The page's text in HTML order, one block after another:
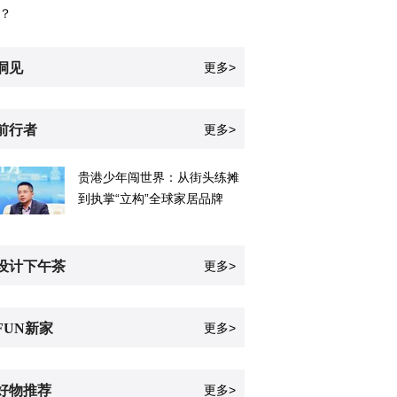
见 更多>
行者 更多>
贵港少年闯世界：从街头练摊
到执掌“立构”全球家居品牌
计下午茶 更多>
新家 更多>
物推荐 更多>